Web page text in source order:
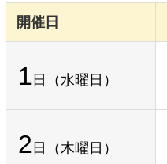
開催日
1 日（水曜日）
2 日（木曜日）